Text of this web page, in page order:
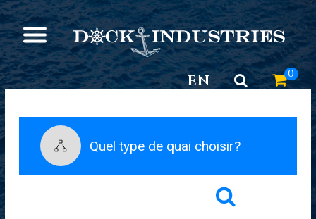
EN 0
Quel type de quai choisir?